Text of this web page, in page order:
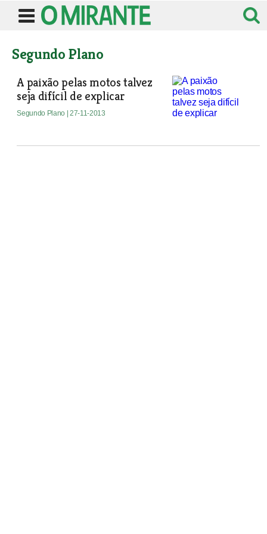
Segundo Plano
A paixão pelas motos talvez
seja difícil de explicar
Segundo Plano | 27-11-2013